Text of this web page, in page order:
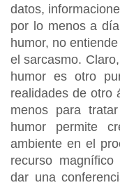
datos,
por lo menos a
humor, no
el sarcasmo.
humor es otro
realidades de otro
menos para
humor permite
ambiente en el
recurso
dar una